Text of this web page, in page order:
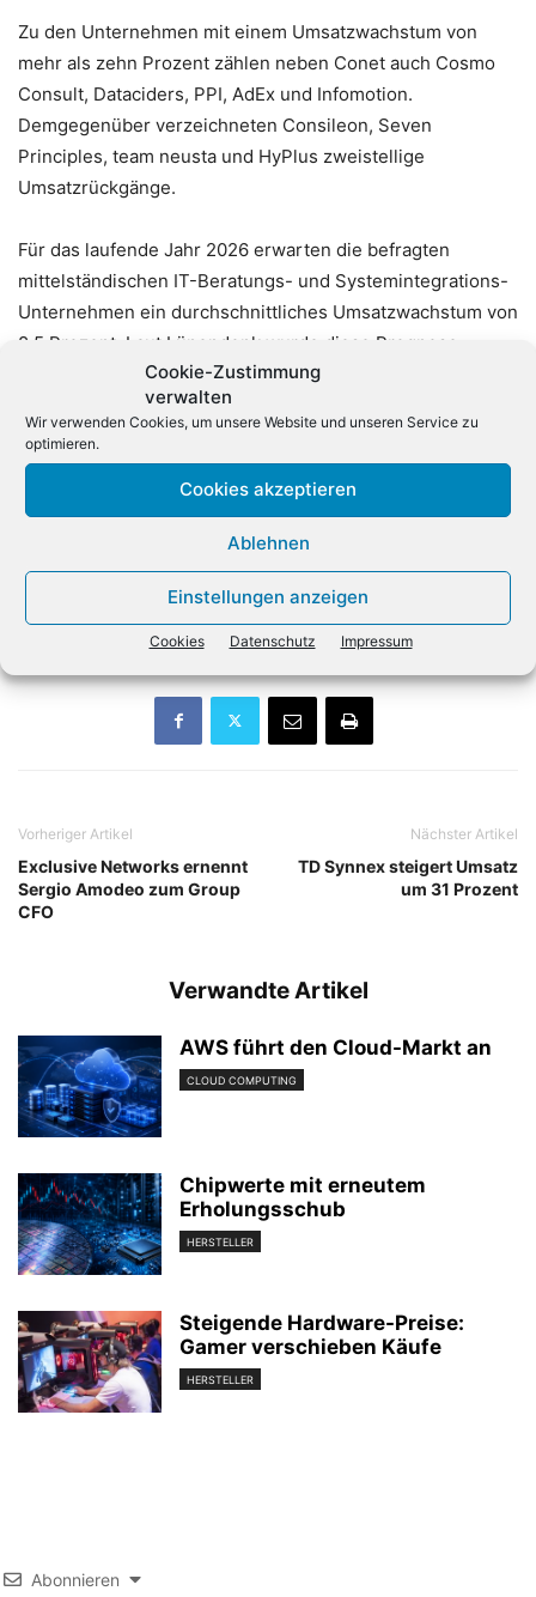
Cookie-Zustimmung
verwalten
Wir verwenden Cookies, um unsere Website und unseren Service zu
optimieren.
Cookies akzeptieren
Ablehnen
Einstellungen anzeigen
Cookies Datenschutz Impressum
Zu den Unternehmen mit einem Umsatzwachstum von
mehr als zehn Prozent zählen neben Conet auch Cosmo
Consult, Dataciders, PPI, AdEx und Infomotion.
Demgegenüber verzeichneten Consileon, Seven
Principles, team neusta und HyPlus zweistellige
Umsatzrückgänge.
Für das laufende Jahr 2026 erwarten die befragten
mittelständischen IT-Beratungs- und Systemintegrations-
Unternehmen ein durchschnittliches Umsatzwachstum von
8,5 Prozent. Laut Lünendonk wurde diese Prognose
gegenüber den Erwartungen zu Jahresbeginn 2025 nach
unten korrigiert.
Die Lünendonk-Liste 2026 basiert auf der Studie «Der
Markt für IT-Dienstleistungen in Deutschland», für die
Mittelstand, Großunternehmen und Konzernen befragt
wurden.
Vorheriger Artikel
Exclusive Networks ernennt
Sergio Amodeo zum Group
CFO
Nächster Artikel
TD Synnex steigert Umsatz
um 31 Prozent
Verwandte Artikel
AWS führt den Cloud-Markt an
CLOUD COMPUTING
Chipwerte mit erneutem
Erholungsschub
HERSTELLER
Steigende Hardware-Preise:
Gamer verschieben Käufe
HERSTELLER
Abonnieren